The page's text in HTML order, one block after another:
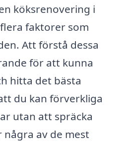
köksrenovering i
faktorer som
Att förstå dessa
för att kunna
hitta det bästa
du kan förverkliga
utan att spräcka
av de mest